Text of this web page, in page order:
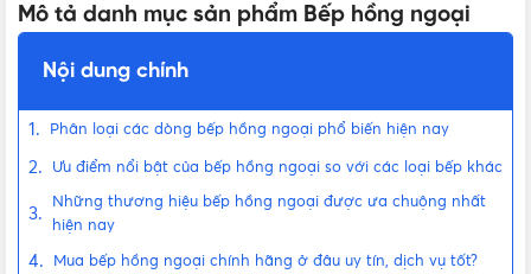
Mô tả danh mục sản phẩm Bếp hồng ngoại
Nội dung chính
Phân loại các dòng bếp hồng ngoại phổ biến hiện nay
Ưu điểm nổi bật của bếp hồng ngoại so với các loại bếp khác
Những thương hiệu bếp hồng ngoại được ưa chuộng nhất
hiện nay
Mua bếp hồng ngoại chính hãng ở đâu uy tín, dịch vụ tốt?